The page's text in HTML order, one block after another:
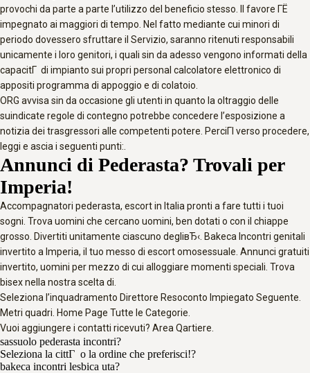
provochi da parte a parte l’utilizzo del beneficio stesso. Il favore ГЁ
impegnato ai maggiori di tempo. Nel fatto mediante cui minori di
periodo dovessero sfruttare il Servizio, saranno ritenuti responsabili
unicamente i loro genitori, i quali sin da adesso vengono informati della
capacitГ di impianto sui propri personal calcolatore elettronico di
appositi programma di appoggio e di colatoio.
ORG avvisa sin da occasione gli utenti in quanto la oltraggio delle
suindicate regole di contegno potrebbe concedere l’esposizione a
notizia dei trasgressori alle competenti potere. PerciГІ verso procedere,
leggi e ascia i seguenti punti:.
Annunci di Pederasta? Trovali per
Imperia!
Accompagnatori pederasta, escort in Italia pronti a fare tutti i tuoi
sogni. Trova uomini che cercano uomini, ben dotati o con il chiappe
grosso. Divertiti unitamente ciascuno degliвЂ‹. Bakeca Incontri genitali
invertito a Imperia, il tuo messo di escort omosessuale. Annunci gratuiti
invertito, uomini per mezzo di cui alloggiare momenti speciali. Trova
bisex nella nostra scelta di.
Seleziona l’inquadramento Direttore Resoconto Impiegato Seguente.
Metri quadri. Home Page Tutte le Categorie.
Vuoi aggiungere i contatti ricevuti? Area Qartiere.
sassuolo pederasta incontri?
Seleziona la cittГ o la ordine che preferisci!?
bakeca incontri lesbica uta?